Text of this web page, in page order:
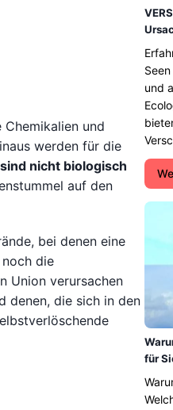
und
werden für die
nicht biologisch
auf den
bei denen eine
die
Union verursachen
denen, die sich in den
und
für